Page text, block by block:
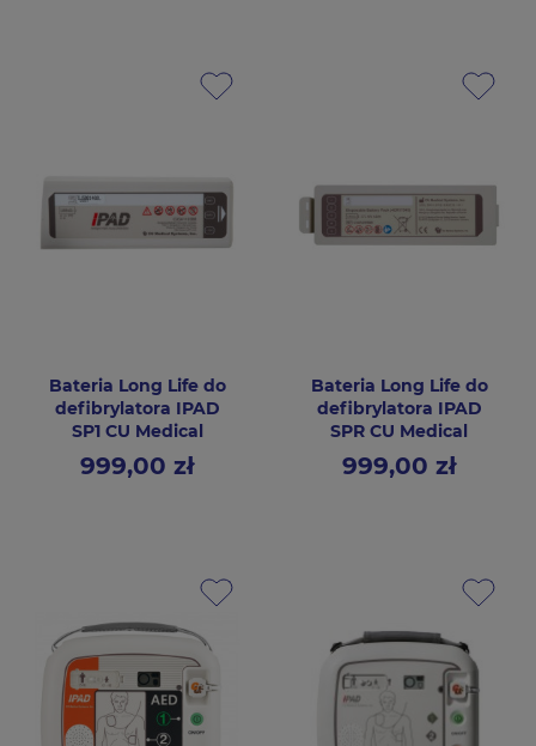
Bateria Long Life do
defibrylatora IPAD
SP1 CU Medical
Cena999,00 zł
Bateria Long Life do
defibrylatora IPAD
SPR CU Medical
Cena999,00 zł